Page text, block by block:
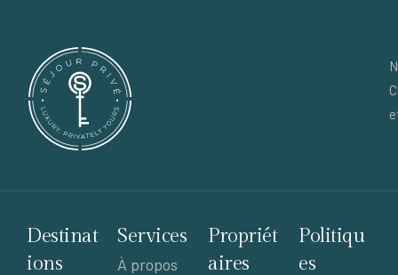
Destinat
ions
Services
À propos
Propriét
aires
Politiqu
es